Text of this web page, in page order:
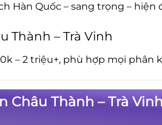
Hàn Quốc – sang trọng – hiện
Thành – Trà Vinh
– 2 triệu+, phù hợp mọi phân
Châu Thành – Trà